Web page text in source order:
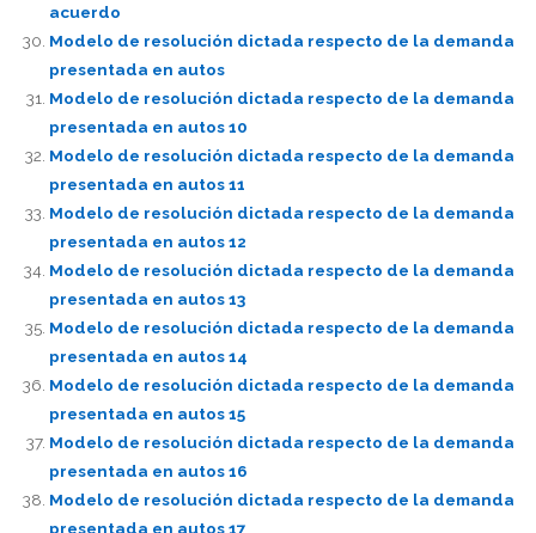
acuerdo
Modelo de resolución dictada respecto de la demanda
presentada en autos
Modelo de resolución dictada respecto de la demanda
presentada en autos 10
Modelo de resolución dictada respecto de la demanda
presentada en autos 11
Modelo de resolución dictada respecto de la demanda
presentada en autos 12
Modelo de resolución dictada respecto de la demanda
presentada en autos 13
Modelo de resolución dictada respecto de la demanda
presentada en autos 14
Modelo de resolución dictada respecto de la demanda
presentada en autos 15
Modelo de resolución dictada respecto de la demanda
presentada en autos 16
Modelo de resolución dictada respecto de la demanda
presentada en autos 17